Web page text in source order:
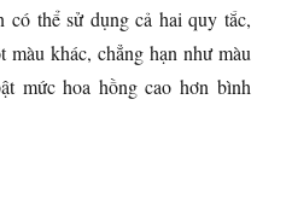
có thể sử dụng cả hai quy tắc,
màu khác, chẳng hạn như màu
mức hoa hồng cao hơn bình